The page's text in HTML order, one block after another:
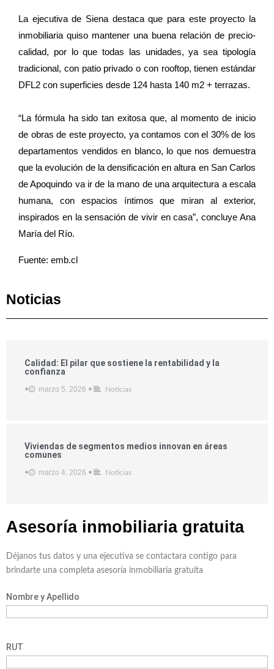
La ejecutiva de Siena destaca que para este proyecto la
inmobiliaria quiso mantener una buena relación de precio-
calidad, por lo que todas las unidades, ya sea tipología
tradicional, con patio privado o con rooftop, tienen estándar
DFL2 con superficies desde 124 hasta 140 m2 + terrazas.
“La fórmula ha sido tan exitosa que, al momento de inicio
de obras de este proyecto, ya contamos con el 30% de los
departamentos vendidos en blanco, lo que nos demuestra
que la evolución de la densificación en altura en San Carlos
de Apoquindo va ir de la mano de una arquitectura a escala
humana, con espacios íntimos que miran al exterior,
inspirados en la sensación de vivir en casa”, concluye Ana
María del Río.
Fuente: emb.cl
Noticias
Calidad: El pilar que sostiene la rentabilidad y la
confianza
• marzo 5, 2026 • Noticias
Viviendas de segmentos medios innovan en áreas
comunes
• marzo 4, 2026 • Noticias
Asesoría inmobiliaria gratuita
Déjanos tus datos y una ejecutiva se contactara contigo para
brindarte una completa asesoría inmobiliaria gratuita
Nombre y Apellido
RUT